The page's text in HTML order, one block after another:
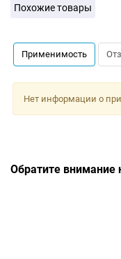
Похожие товары
Применимость
Нет информации о
Обратите внимание